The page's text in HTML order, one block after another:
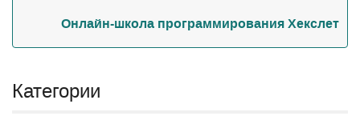
Категории
Онлайн-школа программирования Хекслет